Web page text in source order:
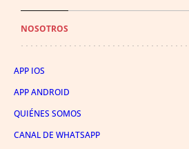
NOSOTROS
APP IOS
APP ANDROID
QUIÉNES SOMOS
CANAL DE WHATSAPP